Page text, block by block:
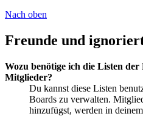
Nach oben
Freunde und
Wozu benötige ich die Listen
Mitglieder?
Du kannst diese Listen
Boards zu verwalten.
hinzufügst, werden in